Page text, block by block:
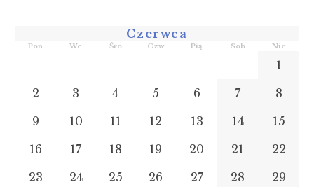
Czerwca
Pon We Śro Czw Pią Sob Nie
1
2
3 4 5 6 7
8
9
10 11 12 13 14
15
16
17 18 19 20 21
22
23
24 25 26 27 28
29